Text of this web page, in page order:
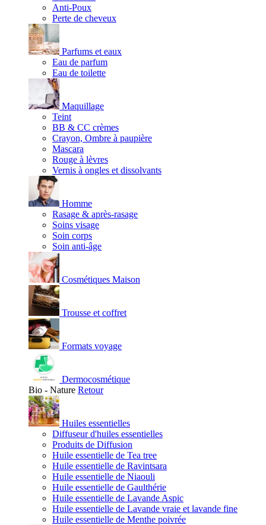
Anti-Poux
Perte de cheveux
Parfums et eaux
Eau de parfum
Eau de toilette
Maquillage
Teint
BB & CC crèmes
Crayon, Ombre à paupière
Mascara
Rouge à lèvres
Vernis à ongles et dissolvants
Homme
Rasage & après-rasage
Soins visage
Soin corps
Soin anti-âge
Cosmétiques Maison
Trousse et coffret
Formats voyage
Dermocosmétique
Bio - Nature Retour
Huiles essentielles
Diffuseur d'huiles essentielles
Produits de Diffusion
Huile essentielle de Tea tree
Huile essentielle de Ravintsara
Huile essentielle de Niaouli
Huile essentielle de Gaulthérie
Huile essentielle de Lavande Aspic
Huile essentielle de Lavande vraie et lavande fine
Huile essentielle de Menthe poivrée